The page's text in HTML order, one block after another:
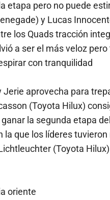
etapa pero no puede
y Lucas
los Quads tracción
a ser el más veloz
con tranquilidad
aprovecha para
(Toyota Hilux)
la segunda etapa
la que los líderes
(Toyota
oriente